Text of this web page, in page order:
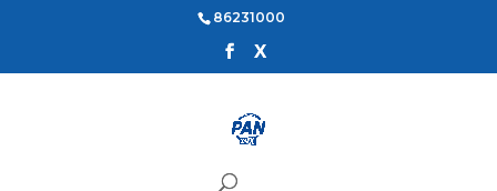
86231000